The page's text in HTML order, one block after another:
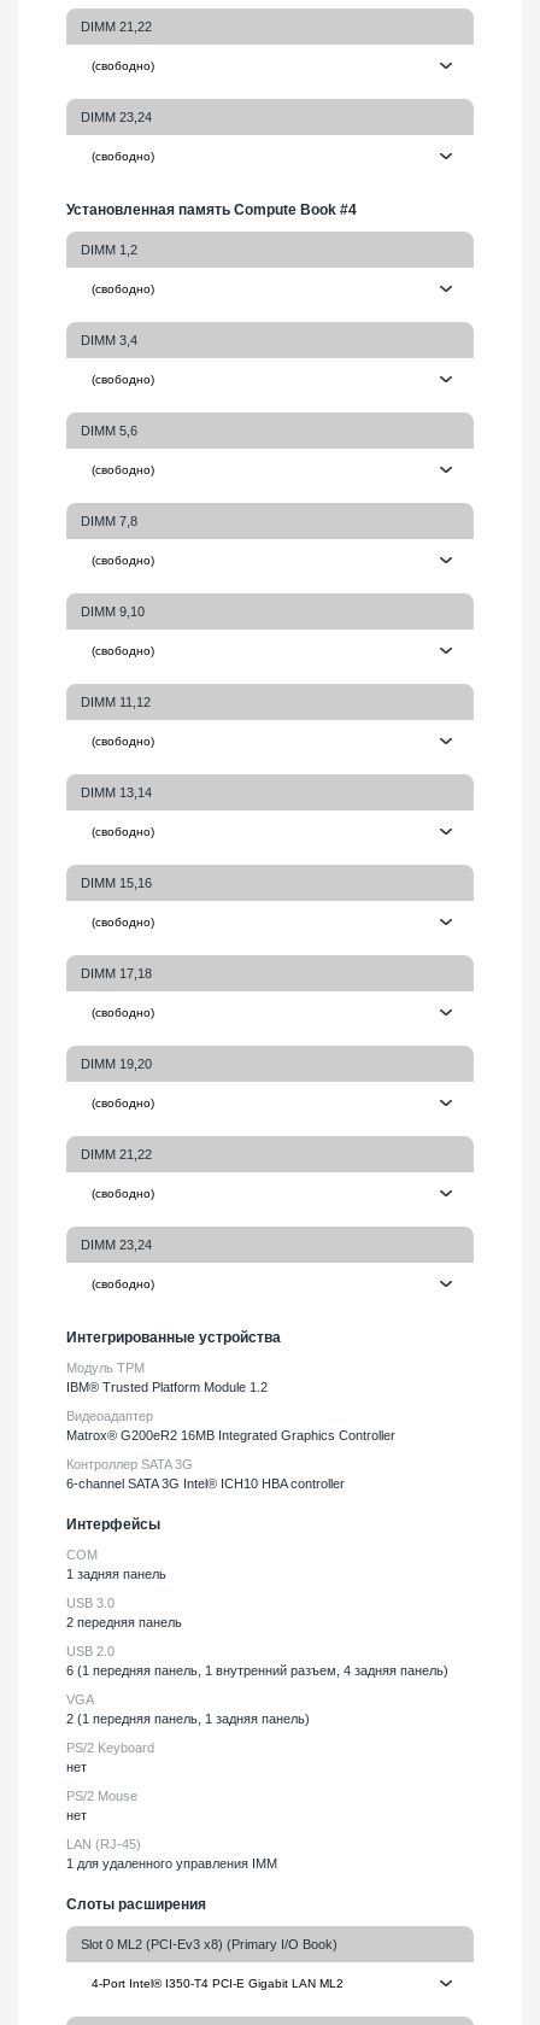
DIMM 21,22
DIMM 23,24
Установленная память Compute Book #4
DIMM 1,2
DIMM 3,4
DIMM 5,6
DIMM 7,8
DIMM 9,10
DIMM 11,12
DIMM 13,14
DIMM 15,16
DIMM 17,18
DIMM 19,20
DIMM 21,22
DIMM 23,24
Интегрированные устройства
Модуль TPM
IBM® Trusted Platform Module 1.2
Видеоадаптер
Matrox® G200eR2 16MB Integrated Graphics Controller
Контроллер SATA 3G
6-channel SATA 3G Intel® ICH10 HBA controller
Интерфейсы
COM
1 задняя панель
USB 3.0
2 передняя панель
USB 2.0
6 (1 передняя панель, 1 внутренний разъем, 4 задняя панель)
VGA
2 (1 передняя панель, 1 задняя панель)
PS/2 Keyboard
нет
PS/2 Mouse
нет
LAN (RJ-45)
1 для удаленного управления IMM
Слоты расширения
Slot 0 ML2 (PCI-Ev3 x8) (Primary I/O Book)